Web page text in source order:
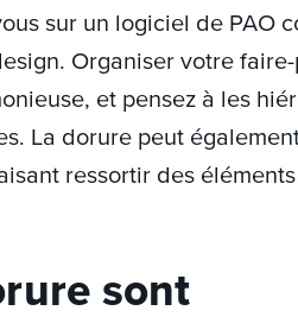
sur un logiciel de PAO
Organiser votre
et pensez à les
La dorure peut
ressortir des
sont